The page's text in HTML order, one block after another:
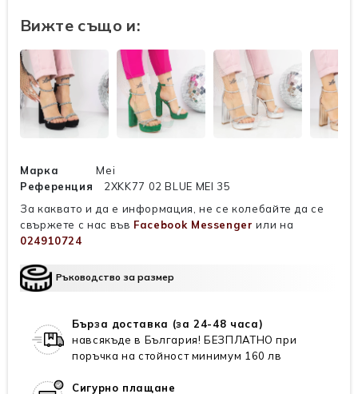
Вижте също и:
Марка
Mei
Референция
2XKK77 02 BLUE MEI 35
За каквато и да е информация, не се колебайте да се
свържете с нас във Facebook Messenger или на
024910724
Ръководство за размер
Бърза доставка (за 24-48 часа)
навсякъде в България! БЕЗПЛАТНО при
поръчка на стойност минимум 160 лв
Сигурно плащане